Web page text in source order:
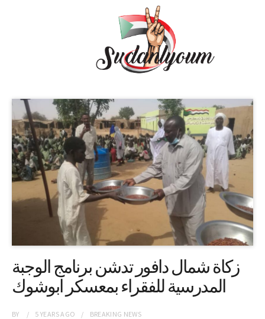
زكاة شمال دافور تدشن برنامج الوجبة
المدرسية للفقراء بمعسكر ابوشوك
BY 5 YEARSAGO BREAKING NEWS